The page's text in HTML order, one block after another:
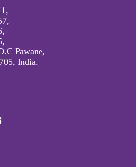
Pawane,
India.